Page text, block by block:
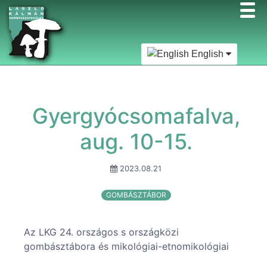
English
Gyergyócsomafalva,
aug. 10-15.
2023.08.21
GOMBÁSZTÁBOR
Az LKG 24. országos s országközi
gombásztábora és mikológiai-etnomikológiai